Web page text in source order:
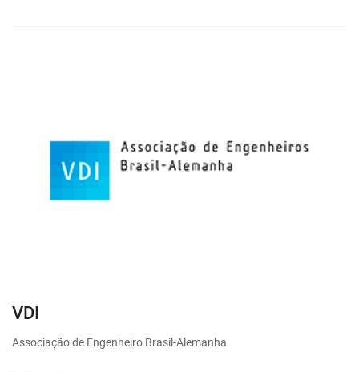
VDI
Associação de Engenheiro Brasil-Alemanha